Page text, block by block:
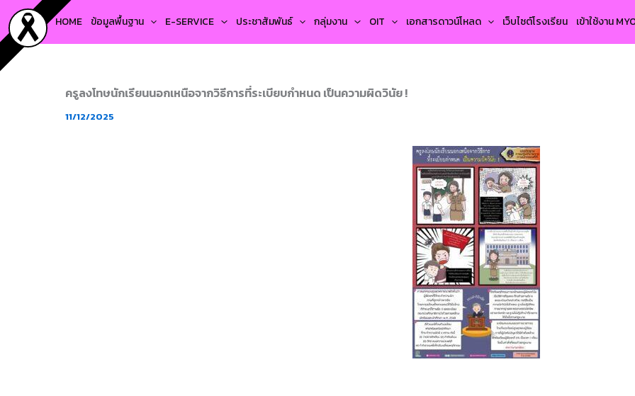
Skip
to
content
HOME ข้อมูลพื้นฐาน E-SERVICE ประชาสัมพันธ์ กลุ่มงาน OIT เอกสารดาวน์โหลด เว็บไซต์โรงเรียน เข้าใช้งาน
ครูลงโทษนักเรียนนอกเหนือจากวิธีการที่ระเบียบกำหนด เป็นความผิดวินัย !
11/12/2025